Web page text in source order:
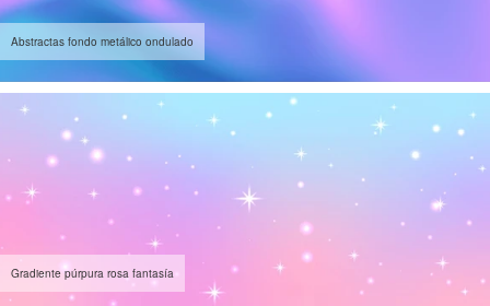
Abstractas fondo metálico ondulado
Gradiente púrpura rosa fantasía